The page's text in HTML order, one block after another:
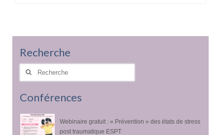
Recherche
Rechercher
Conférences
Webinaire gratuit : « Prévention » des états de stress
post traumatique ESPT